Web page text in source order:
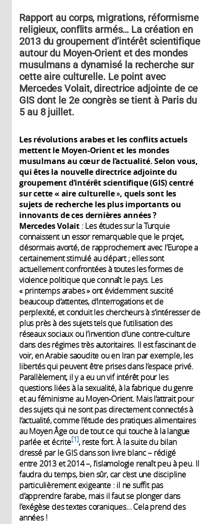
Rapport au corps, migrations, réformisme
religieux, conflits armés… La création en
2013 du groupement d’intérêt scientifique
autour du Moyen-Orient et des mondes
musulmans a dynamisé la recherche sur
cette aire culturelle. Le point avec
Mercedes Volait, directrice adjointe de ce
GIS dont le 2e congrès se tient à Paris du
5 au 8 juillet.
Les révolutions arabes et les conflits actuels
mettent le Moyen-Orient et les mondes
musulmans au cœur de l’actualité. Selon vous,
qui êtes la nouvelle directrice adjointe du
groupement d’intérêt scientifique(GIS) centré
sur cette « aire culturelle», quels sont les
sujets de recherche les plus importants ou
innovants de ces dernières années?
Mercedes Volait : Les études sur la Turquie
connaissent un essor remarquable que le projet,
désormais avorté, de rapprochement avec l’Europe a
certainement stimulé au départ ; elles sont
actuellement confrontées à toutes les formes de
violence politique que connaît le pays. Les
« printemps arabes » ont évidemment suscité
beaucoup d’attentes, d’interrogations et de
perplexité, et conduit les chercheurs à s’intéresser de
plus près à des sujets tels que l’utilisation des
réseaux sociaux ou l’invention d’une contre-culture
dans des régimes très autoritaires. Il est fascinant de
voir, en Arabie saoudite ou en Iran par exemple, les
libertés qui peuvent être prises dans l’espace privé.
Parallèlement, il y a eu un vif intérêt pour les
questions liées à la sexualité, à la fabrique du genre
et au féminisme au Moyen-Orient. Mais l’attrait pour
des sujets qui ne sont pas directement connectés à
l’actualité, comme l’étude des pratiques alimentaires
au Moyen Âge ou de tout ce qui touche à la langue
parlée et écrite 1 , reste fort. À la suite du bilan
dressé par le GIS dans son livre blanc – rédigé
entre 2013 et 2014 –, l’islamologie renaît peu à peu. Il
faudra du temps, bien sûr, car c’est une discipline
particulièrement exigeante : il ne suffit pas
d’apprendre l’arabe, mais il faut se plonger dans
l’exégèse des textes coraniques… Cela prend des
années !